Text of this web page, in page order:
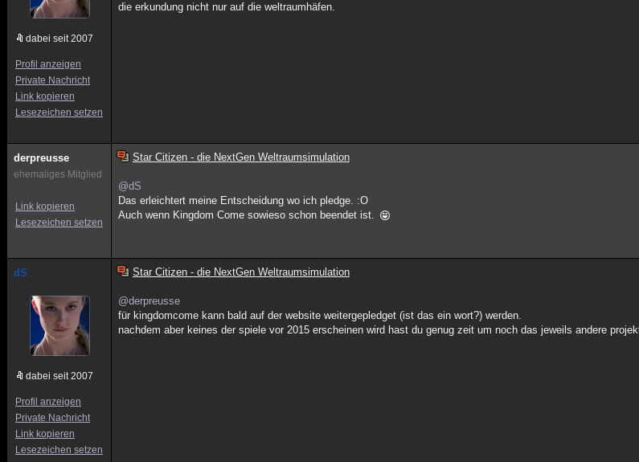
dabei seit 2007
Profil anzeigen
Private Nachricht
Link kopieren
Lesezeichen setzen
die erkundung nicht nur auf die weltraumhäfen.
derpreusse
ehemaliges Mitglied
Link kopieren
Lesezeichen setzen
Star Citizen - die NextGen Weltraumsimulation
@dS
Das erleichtert meine Entscheidung wo ich pledge. :O
Auch wenn Kingdom Come sowieso schon beendet ist.
dS
dabei seit 2007
Profil anzeigen
Private Nachricht
Link kopieren
Lesezeichen setzen
Star Citizen - die NextGen Weltraumsimulation
@derpreusse
für kingdomcome kann bald auf der website weitergepledget (ist das ein wort?) werden.
nachdem aber keines der spiele vor 2015 erscheinen wird hast du genug zeit um noch das jeweils andere